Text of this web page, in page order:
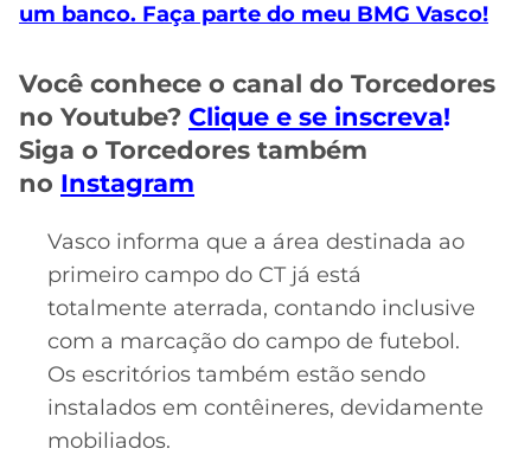
CRUZEIRO
um banco. Faça parte do meu BMG Vasco!
Você conhece o canal do Torcedores
no Youtube? Clique e se inscreva!
Siga o Torcedores também
no Instagram
Vasco informa que a área destinada ao
primeiro campo do CT já está
totalmente aterrada, contando inclusive
com a marcação do campo de futebol.
Os escritórios também estão sendo
instalados em contêineres, devidamente
mobiliados.